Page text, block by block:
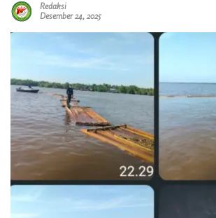
Redaksi
Desember 24, 2025